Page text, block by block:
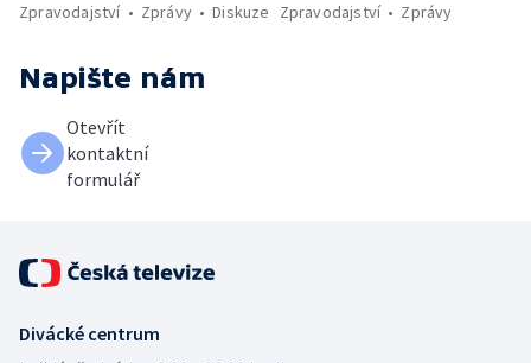
Zpravodajství
Zprávy Diskuze
Zpravodajství
Zprávy
Napište nám
Otevřít
kontaktní
formulář
Divácké centrum